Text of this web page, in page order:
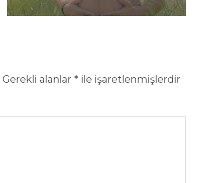
Gerekli alanlar * ile işaretlenmişlerdir